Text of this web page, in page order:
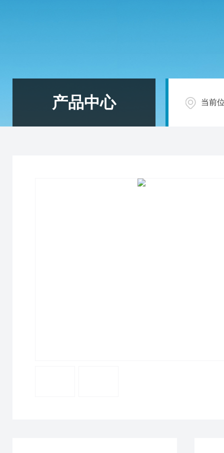
产品中心 当前